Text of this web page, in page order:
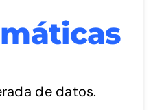
de datos.